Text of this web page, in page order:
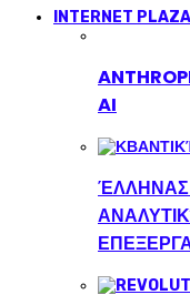
INTERNET PLAZA
AI
ΈΛΛΗΝΑΣ